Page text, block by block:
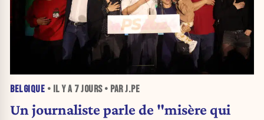
BELGIQUE • IL Y A 7 JOURS• PAR J.PE
Un journaliste parle de "misère qui